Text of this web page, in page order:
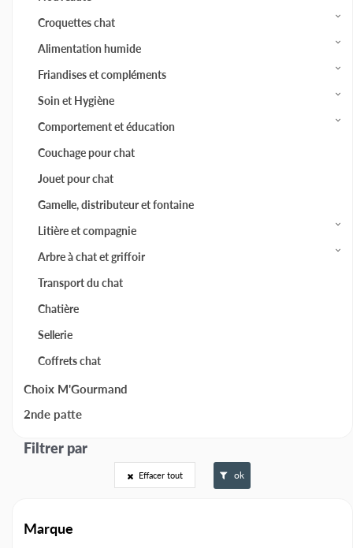
Croquettes chat
Alimentation humide
Friandises et compléments
Soin et Hygiène
Comportement et éducation
Couchage pour chat
Jouet pour chat
Gamelle, distributeur et fontaine
Litière et compagnie
Arbre à chat et griffoir
Transport du chat
Chatière
Sellerie
Coffrets chat
Choix M'Gourmand
2nde patte
Effacer tout ok
Marque